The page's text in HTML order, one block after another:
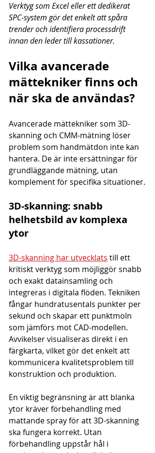
Verktyg som Excel eller ett dedikerat
SPC-system gör det enkelt att spåra
trender och identifiera processdrift
innan den leder till kassationer.
Vilka avancerade
mättekniker finns och
när ska de användas?
Avancerade mättekniker som 3D-
skanning och CMM-mätning löser
problem som handmätdon inte kan
hantera. De är inte ersättningar för
grundläggande mätning, utan
komplement för specifika situationer.
3D-skanning: snabb
helhetsbild av komplexa
ytor
3D-skanning har utvecklats till ett
kritiskt verktyg som möjliggör snabb
och exakt datainsamling och
integreras i digitala flöden. Tekniken
fångar hundratusentals punkter per
sekund och skapar ett punktmoln
som jämförs mot CAD-modellen.
Avvikelser visualiseras direkt i en
färgkarta, vilket gör det enkelt att
kommunicera kvalitetsproblem till
konstruktion och produktion.
En viktig begränsning är att blanka
ytor kräver förbehandling med
mattande spray för att 3D-skanning
ska fungera korrekt. Utan
förbehandling uppstår hål i